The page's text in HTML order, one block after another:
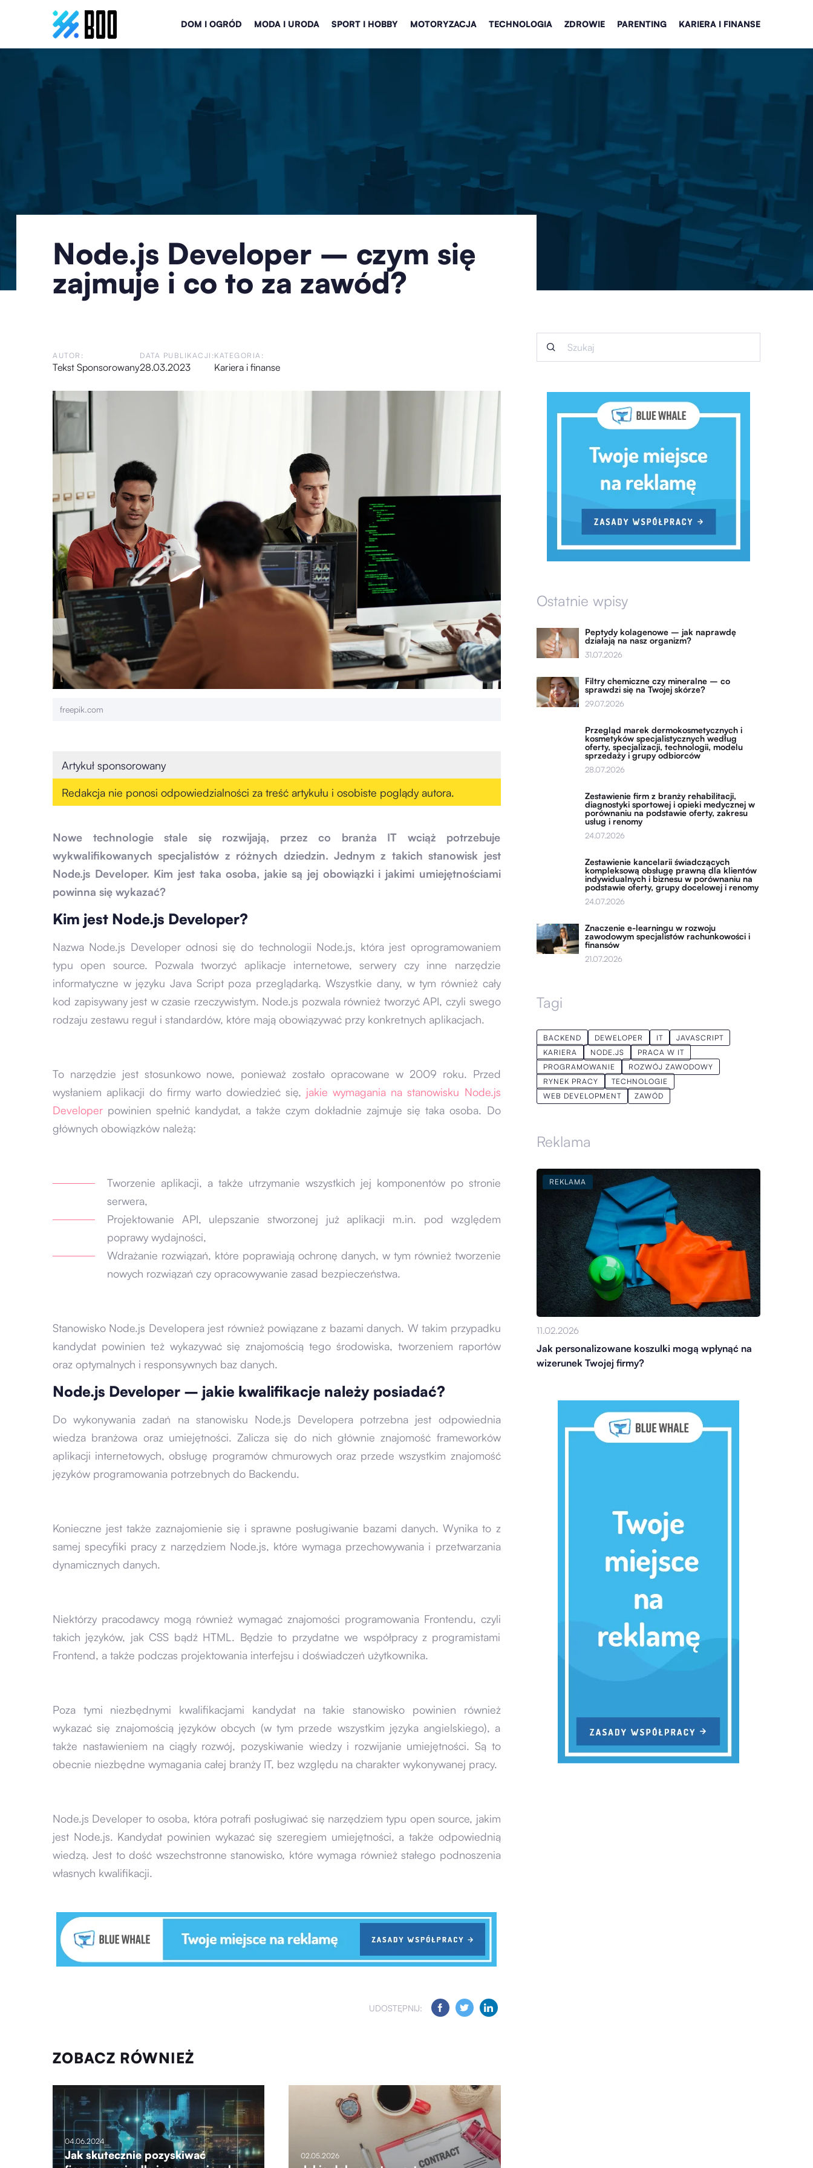
DOM I OGRÓD MODA I URODA SPORT I HOBBY MOTORYZACJA TECHNOLOGIA ZDROWIE PARENTING KARIERA I FINANSE
Node.js Developer – czym się
zajmuje i co to za zawód?
AUTOR:
Tekst Sponsorowany
DATA PUBLIKACJI:
28.03.2023
KATEGORIA:
Kariera i finanse
freepik.com
Artykuł sponsorowany
Redakcja nie ponosi odpowiedzialności za treść artykułu i osobiste poglądy autora.
Nowe technologie stale się rozwijają, przez co branża IT wciąż potrzebuje
wykwalifikowanych specjalistów z różnych dziedzin. Jednym z takich stanowisk jest
Node.js Developer. Kim jest taka osoba, jakie są jej obowiązki i jakimi umiejętnościami
powinna się wykazać?
Kim jest Node.js Developer?
Nazwa Node.js Developer odnosi się do technologii Node.js, która jest oprogramowaniem
typu open source. Pozwala tworzyć aplikacje internetowe, serwery czy inne narzędzie
informatyczne w języku Java Script poza przeglądarką. Wszystkie dany, w tym również cały
kod zapisywany jest w czasie rzeczywistym. Node.js pozwala również tworzyć API, czyli swego
rodzaju zestawu reguł i standardów, które mają obowiązywać przy konkretnych aplikacjach.
To narzędzie jest stosunkowo nowe, ponieważ zostało opracowane w 2009 roku. Przed
wysłaniem aplikacji do firmy warto dowiedzieć się, jakie wymagania na stanowisku Node.js
Developer powinien spełnić kandydat, a także czym dokładnie zajmuje się taka osoba. Do
głównych obowiązków należą:
Tworzenie aplikacji, a także utrzymanie wszystkich jej komponentów po stronie
serwera,
Projektowanie API, ulepszanie stworzonej już aplikacji m.in. pod względem
poprawy wydajności,
Wdrażanie rozwiązań, które poprawiają ochronę danych, w tym również tworzenie
nowych rozwiązań czy opracowywanie zasad bezpieczeństwa.
Stanowisko Node.js Developera jest również powiązane z bazami danych. W takim przypadku
kandydat powinien też wykazywać się znajomością tego środowiska, tworzeniem raportów
oraz optymalnych i responsywnych baz danych.
Node.js Developer – jakie kwalifikacje należy posiadać?
Do wykonywania zadań na stanowisku Node.js Developera potrzebna jest odpowiednia
wiedza branżowa oraz umiejętności. Zalicza się do nich głównie znajomość frameworków
aplikacji internetowych, obsługę programów chmurowych oraz przede wszystkim znajomość
języków programowania potrzebnych do Backendu.
Konieczne jest także zaznajomienie się i sprawne posługiwanie bazami danych. Wynika to z
samej specyfiki pracy z narzędziem Node.js, które wymaga przechowywania i przetwarzania
dynamicznych danych.
Niektórzy pracodawcy mogą również wymagać znajomości programowania Frontendu, czyli
takich języków, jak CSS bądź HTML. Będzie to przydatne we współpracy z programistami
Frontend, a także podczas projektowania interfejsu i doświadczeń użytkownika.
Poza tymi niezbędnymi kwalifikacjami kandydat na takie stanowisko powinien również
wykazać się znajomością języków obcych (w tym przede wszystkim języka angielskiego), a
także nastawieniem na ciągły rozwój, pozyskiwanie wiedzy i rozwijanie umiejętności. Są to
obecnie niezbędne wymagania całej branży IT, bez względu na charakter wykonywanej pracy.
Node.js Developer to osoba, która potrafi posługiwać się narzędziem typu open source, jakim
jest Node.js. Kandydat powinien wykazać się szeregiem umiejętności, a także odpowiednią
wiedzą. Jest to dość wszechstronne stanowisko, które wymaga również stałego podnoszenia
własnych kwalifikacji.
UDOSTĘPNIJ:
ZOBACZ RÓWNIEŻ
04.06.2024
Jak skutecznie pozyskiwać
02.05.2026
Ostatnie wpisy
Peptydy kolagenowe – jak naprawdę
działają na nasz organizm?
31.07.2026
Filtry chemiczne czy mineralne – co
sprawdzi się na Twojej skórze?
29.07.2026
Przegląd marek dermokosmetycznych i
kosmetyków specjalistycznych według
oferty, specjalizacji, technologii, modelu
sprzedaży i grupy odbiorców
28.07.2026
Zestawienie firm z branży rehabilitacji,
diagnostyki sportowej i opieki medycznej w
porównaniu na podstawie oferty, zakresu
usług i renomy
24.07.2026
Zestawienie kancelarii świadczących
kompleksową obsługę prawną dla klientów
indywidualnych i biznesu w porównaniu na
podstawie oferty, grupy docelowej i renomy
24.07.2026
Znaczenie e-learningu w rozwoju
zawodowym specjalistów rachunkowości i
finansów
21.07.2026
Tagi
BACKEND DEWELOPER IT
JAVASCRIPT
KARIERA
NODE.JS
PRACA W IT
PROGRAMOWANIE
ROZWÓJ ZAWODOWY
RYNEK PRACY
TECHNOLOGIE
WEB DEVELOPMENT
ZAWÓD
Reklama
REKLAMA
11.02.2026
Jak personalizowane koszulki mogą wpłynąć na
wizerunek Twojej firmy?